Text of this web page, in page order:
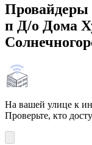
Провайдеры
п Д/о Дома
На вашей улице к
Проверьте, кто